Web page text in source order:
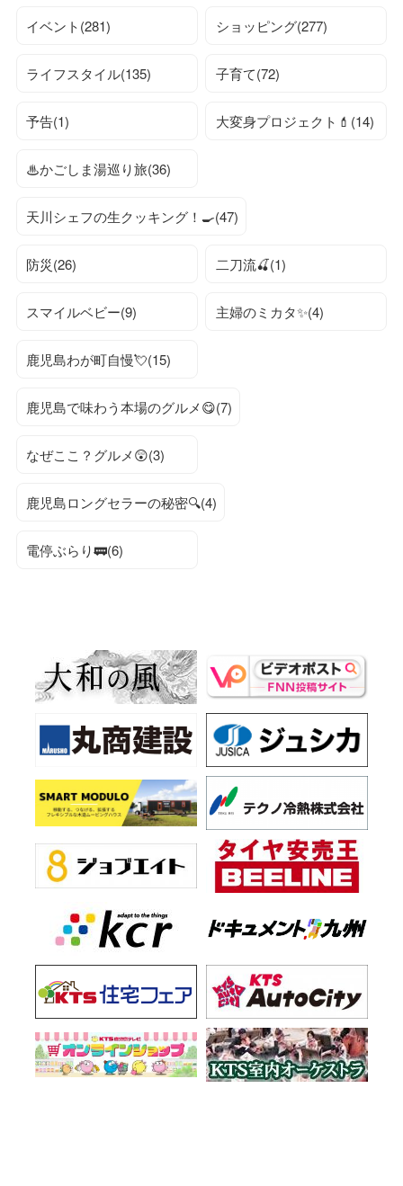
イベント(281) ショッピング(277)
ライフスタイル(135) 子育て(72)
予告(1) 大変身プロジェクト💄(14)
♨かごしま湯巡り旅(36)
天川シェフの生クッキング！🍳(47)
防災(26) 二刀流🍒(1)
スマイルベビー(9) 主婦のミカタ✨(4)
鹿児島わが町自慢💘(15)
鹿児島で味わう本場のグルメ😋(7)
なぜここ？グルメ😲(3)
鹿児島ロングセラーの秘密🔍(4)
電停ぶらり🚃(6)